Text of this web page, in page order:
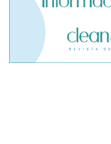
El cofundador de